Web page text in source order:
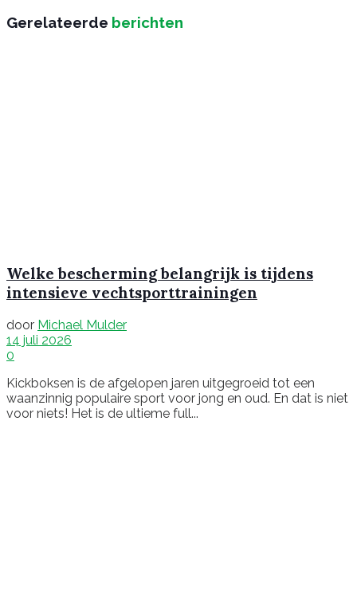
Gerelateerde berichten
Welke bescherming belangrijk is tijdens
intensieve vechtsporttrainingen
door Michael Mulder
14 juli 2026
0
Kickboksen is de afgelopen jaren uitgegroeid tot een
waanzinnig populaire sport voor jong en oud. En dat is niet
voor niets! Het is de ultieme full...